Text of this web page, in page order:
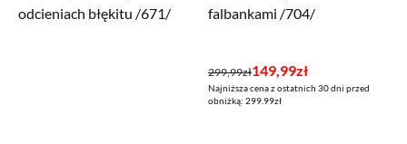
odcieniach błękitu /671/
falbankami /704/
299,99zł
Pierwotna
cena
149,99zł
Aktualna
cena
Najniższa cena z ostatnich 30 dni przed
obniżką: 299.99zł